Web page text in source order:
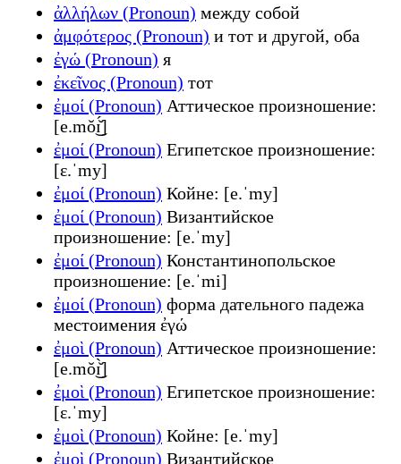
ἀλλήλων (Pronoun) между собой
ἀμφότερος (Pronoun) и тот и другой, оба
ἐγώ (Pronoun) я
ἐκεῖνος (Pronoun) тот
ἐμοί (Pronoun) Аттическое произношение:
[e.mŏ͜ɪ̆́]
ἐμοί (Pronoun) Египетское произношение:
[ɛ.ˈmy]
ἐμοί (Pronoun) Койне: [e.ˈmy]
ἐμοί (Pronoun) Византийское
произношение: [e.ˈmy]
ἐμοί (Pronoun) Константинопольское
произношение: [e.ˈmi]
ἐμοί (Pronoun) форма дательного падежа
местоимения ἐγώ
ἐμοὶ (Pronoun) Аттическое произношение:
[e.mŏ͜ɪ̆̀]
ἐμοὶ (Pronoun) Египетское произношение:
[ɛ.ˈmy]
ἐμοὶ (Pronoun) Койне: [e.ˈmy]
ἐμοὶ (Pronoun) Византийское